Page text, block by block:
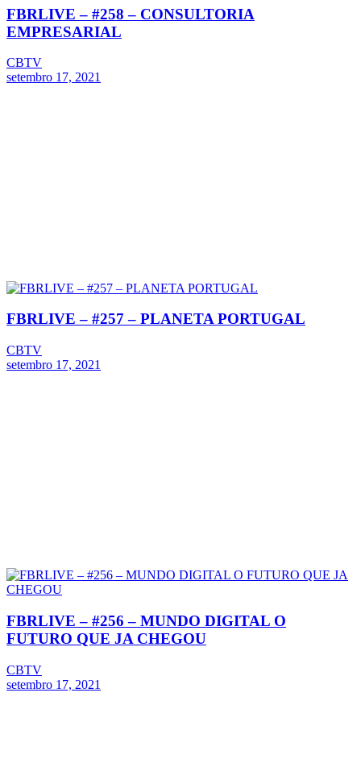
FBRLIVE – #258 – CONSULTORIA
EMPRESARIAL
CBTV
setembro 17, 2021
FBRLIVE – #257 – PLANETA PORTUGAL
CBTV
setembro 17, 2021
FBRLIVE – #256 – MUNDO DIGITAL O
FUTURO QUE JA CHEGOU
CBTV
setembro 17, 2021